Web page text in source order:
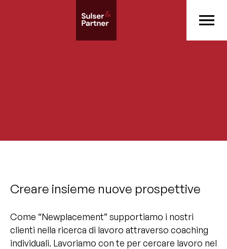
Creare insieme nuove prospettive
Come “Newplacement” supportiamo i nostri
clienti nella ricerca di lavoro attraverso coaching
individuali. Lavoriamo con te per cercare lavoro nel